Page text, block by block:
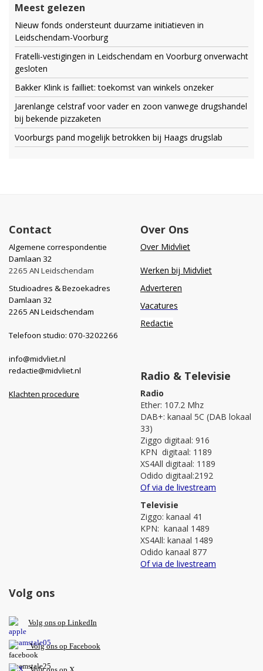
Meest gelezen
Nieuw fonds ondersteunt duurzame initiatieven in
Leidschendam-Voorburg
Fratelli-vestigingen in Leidschendam en Voorburg onverwacht
gesloten
Bakker Klink is failliet: toekomst van winkels onzeker
Jarenlange celstraf voor vader en zoon vanwege drugshandel
bij bekende pizzaketen
Voorburgs pand mogelijk betrokken bij Haags drugslab
Contact
Algemene correspondentie
Damlaan 32
2265 AN Leidschendam
Studioadres & Bezoekadres
Damlaan 32
2265 AN Leidschendam
Telefoon studio: 070-3202266
info@midvliet.nl
redactie@midvliet.nl
Klachten procedure
Over Ons
Over Midvliet
Werken bij Midvliet
Adverteren
Vacatures
Redactie
Radio & Televisie
Radio
Ether: 107.2 Mhz
DAB+: kanaal 5C (DAB lokaal
33)
Ziggo digitaal: 916
KPN digitaal: 1189
XS4All digitaal: 1189
Odido digitaal:2192
Of via de livestream
Televisie
Ziggo: kanaal 41
KPN: kanaal 1489
XS4All: kanaal 1489
Odido kanaal 877
Of via de livestream
Volg ons
Volg ons op LinkedIn
Volg ons op Facebook